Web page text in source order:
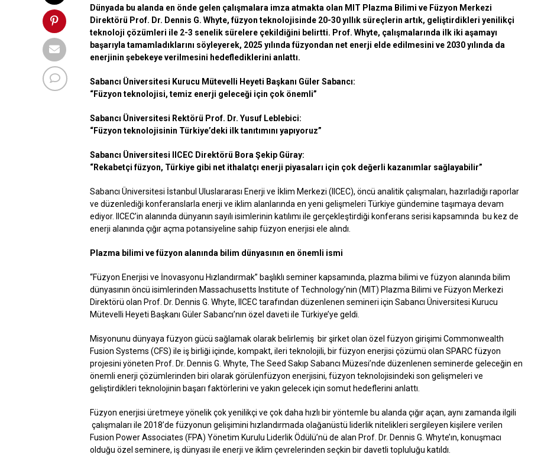
Dünyada bu alanda en önde gelen çalışmalara imza atmakta olan MIT Plazma Bilimi ve Füzyon Merkezi
Direktörü Prof. Dr. Dennis G. Whyte, füzyon teknolojisinde 20-30 yıllık süreçlerin artık, geliştirdikleri yenilikçi
teknoloji çözümleri ile 2-3 senelik sürelere çekildiğini belirtti. Prof. Whyte, çalışmalarında ilk iki aşamayı
başarıyla tamamladıklarını söyleyerek, 2025 yılında füzyondan net enerji elde edilmesini ve 2030 yılında da
enerjinin şebekeye verilmesini hedeflediklerini anlattı.
Sabancı Üniversitesi Kurucu Mütevelli Heyeti Başkanı Güler Sabancı:
“Füzyon teknolojisi, temiz enerji geleceği için çok önemli”
Sabancı Üniversitesi Rektörü Prof. Dr. Yusuf Leblebici:
“Füzyon teknolojisinin Türkiye’deki ilk tanıtımını yapıyoruz”
Sabancı Üniversitesi IICEC Direktörü Bora Şekip Güray:
“Rekabetçi füzyon, Türkiye gibi net ithalatçı enerji piyasaları için çok değerli kazanımlar sağlayabilir”
Sabancı Üniversitesi İstanbul Uluslararası Enerji ve İklim Merkezi (IICEC), öncü analitik çalışmaları, hazırladığı raporlar
ve düzenlediği konferanslarla enerji ve iklim alanlarında en yeni gelişmeleri Türkiye gündemine taşımaya devam
ediyor. IICEC’in alanında dünyanın sayılı isimlerinin katılımı ile gerçekleştirdiği konferans serisi kapsamında bu kez de
enerji alanında çığır açma potansiyeline sahip füzyon enerjisi ele alındı.
Plazma bilimi ve füzyon alanında bilim dünyasının en önemli ismi
“Füzyon Enerjisi ve İnovasyonu Hızlandırmak” başlıklı seminer kapsamında, plazma bilimi ve füzyon alanında bilim
dünyasının öncü isimlerinden Massachusetts Institute of Technology’nin (MIT) Plazma Bilimi ve Füzyon Merkezi
Direktörü olan Prof. Dr. Dennis G. Whyte, IICEC tarafından düzenlenen semineri için Sabancı Üniversitesi Kurucu
Mütevelli Heyeti Başkanı Güler Sabancı’nın özel daveti ile Türkiye’ye geldi.
Misyonunu dünyaya füzyon gücü sağlamak olarak belirlemiş bir şirket olan özel füzyon girişimi Commonwealth
Fusion Systems (CFS) ile iş birliği içinde, kompakt, ileri teknolojili, bir füzyon enerjisi çözümü olan SPARC füzyon
projesini yöneten Prof. Dr. Dennis G. Whyte, The Seed Sakıp Sabancı Müzesi’nde düzenlenen seminerde geleceğin en
önemli enerji çözümlerinden biri olarak görülenfüzyon enerjisini, füzyon teknolojisindeki son gelişmeleri ve
geliştirdikleri teknolojinin başarı faktörlerini ve yakın gelecek için somut hedeflerini anlattı.
Füzyon enerjisi üretmeye yönelik çok yenilikçi ve çok daha hızlı bir yöntemle bu alanda çığır açan, aynı zamanda ilgili
çalışmaları ile 2018’de füzyonun gelişimini hızlandırmada olağanüstü liderlik nitelikleri sergileyen kişilere verilen
Fusion Power Associates (FPA) Yönetim Kurulu Liderlik Ödülü’nü de alan Prof. Dr. Dennis G. Whyte’ın, konuşmacı
olduğu özel seminere, iş dünyası ile enerji ve iklim çevrelerinden seçkin bir davetli topluluğu katıldı.